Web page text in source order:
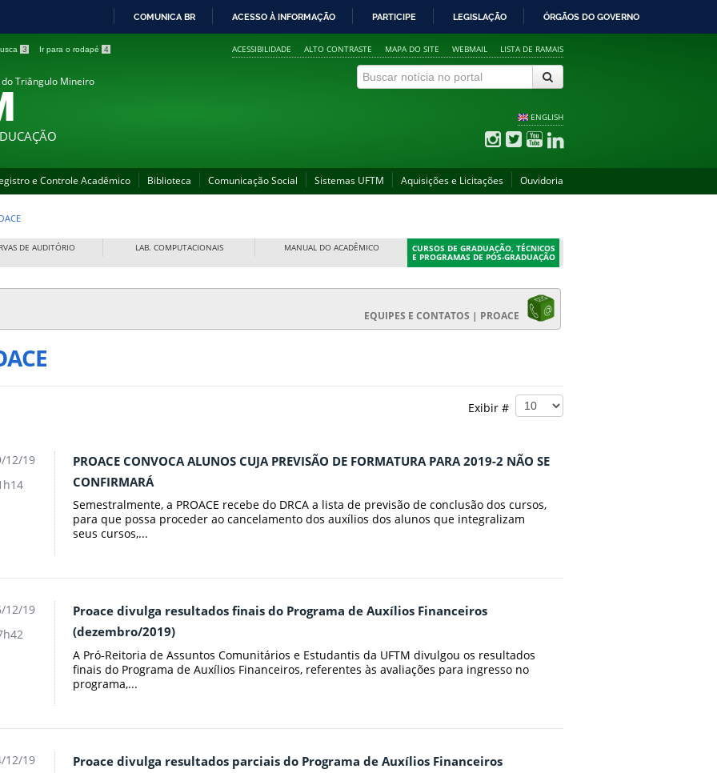
COMUNICA BR ACESSO À INFORMAÇÃO PARTICIPE LEGISLAÇÃO ÓRGÃOS DO GOVERNO
3 Ir para o rodapé 4 ACESSIBILIDADE ALTO CONTRASTE MAPA DO SITE WEBMAIL LISTA DE RAMAIS
Triângulo Mineiro
ENGLISH
e Controle Acadêmico Biblioteca Comunicação Social Sistemas UFTM Aquisições e Licitações Ouvidoria
DE AUDITÓRIO LAB. COMPUTACIONAIS MANUAL DO ACADÊMICO
CURSOS DE GRADUAÇÃO, TÉCNICOS
E PROGRAMAS DE PÓS-GRADUAÇÃO
EQUIPES E CONTATOS | PROACE
Exibir #
PROACE CONVOCA ALUNOS CUJA PREVISÃO DE FORMATURA PARA 2019-2 NÃO SE
CONFIRMARÁ
Semestralmente, a PROACE recebe do DRCA a lista de previsão de conclusão dos cursos,
para que possa proceder ao cancelamento dos auxílios dos alunos que integralizam
seus cursos,...
12/19
Proace divulga resultados finais do Programa de Auxílios Financeiros
(dezembro/2019)
A Pró-Reitoria de Assuntos Comunitários e Estudantis da UFTM divulgou os resultados
finais do Programa de Auxílios Financeiros, referentes às avaliações para ingresso no
programa,...
12/19
Proace divulga resultados parciais do Programa de Auxílios Financeiros
12/19